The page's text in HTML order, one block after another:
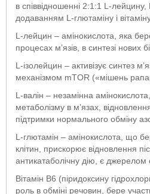
в співвідношенні 2:1:1 L-лейцину,
додаванням L-глютаміну і
L-лейцин – амінокислота, яка
процесах м’язів, в синтезі нових
L-ізолейцин – активізує синтез
механізмом mTOR («мішень
L-валін – незамінна
метаболізму в м’язах,
підтримки нормального обміну
L-глютамін – амінокислота, що
клітин, прискорює відновлення
антикатаболічну дію, є джерелом
Вітамін В6 (піридоксину
роль в обміні речовин, бере